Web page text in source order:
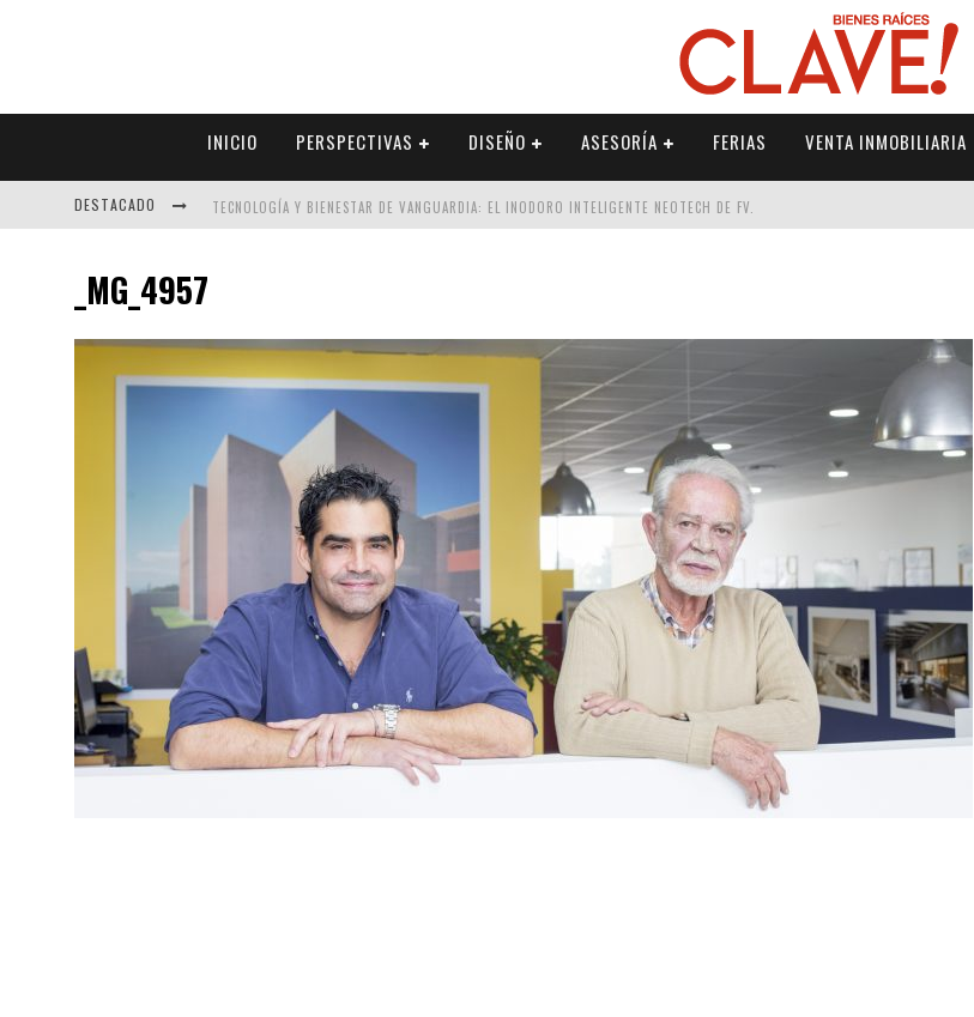
INICIO PERSPECTIVAS DISEÑO ASESORÍA FERIAS VENTA INMOBILIARIA
DESTACADO TECNOLOGÍA Y BIENESTAR DE VANGUARDIA: EL INODORO INTELIGENTE NEOTECH DE FV.
EL DESPERTAR DE LA CALIDEZ: ACABADOS DORADOS DE FV PARA ELEVAR TU ESPACIO
_MG_4957
SAINT-GOBAIN IMPTEK – XI CONVENCIÓN
INTERNACIONAL